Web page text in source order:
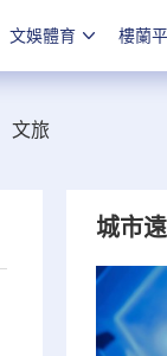
文娛體育 樓蘭
文旅
城市